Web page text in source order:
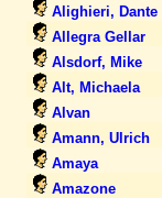
Alighieri, Dante
Allegra Gellar
Alsdorf, Mike
Alt, Michaela
Alvan
Amann, Ulrich
Amaya
Amazone